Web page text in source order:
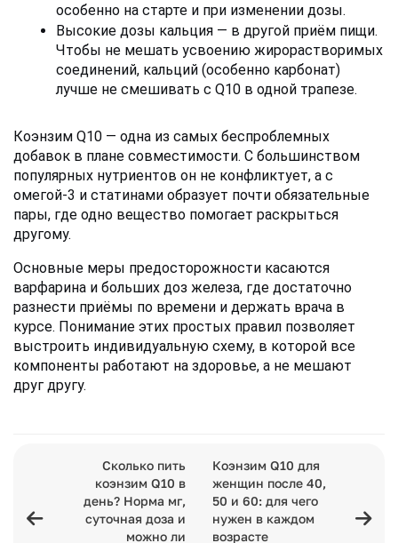
особенно на старте и при изменении дозы.
Высокие дозы кальция — в другой приём пищи.
Чтобы не мешать усвоению жирорастворимых
соединений, кальций (особенно карбонат)
лучше не смешивать с Q10 в одной трапезе.
Коэнзим Q10 — одна из самых беспроблемных
добавок в плане совместимости. С большинством
популярных нутриентов он не конфликтует, а с
омегой-3 и статинами образует почти обязательные
пары, где одно вещество помогает раскрыться
другому.
Основные меры предосторожности касаются
варфарина и больших доз железа, где достаточно
разнести приёмы по времени и держать врача в
курсе. Понимание этих простых правил позволяет
выстроить индивидуальную схему, в которой все
компоненты работают на здоровье, а не мешают
друг другу.
Сколько пить
коэнзим Q10 в
день? Норма мг,
суточная доза и
можно ли
Коэнзим Q10 для
женщин после 40,
50 и 60: для чего
нужен в каждом
возрасте